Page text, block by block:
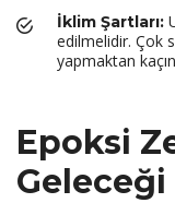
İklim Şartları:
edilmelidir. Çok
yapmaktan
Epoksi
Geleceği